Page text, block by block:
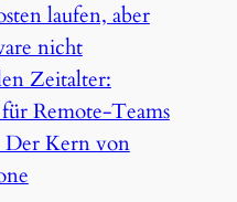
laufen, aber
nicht
Zeitalter:
Remote-Teams
Der Kern von